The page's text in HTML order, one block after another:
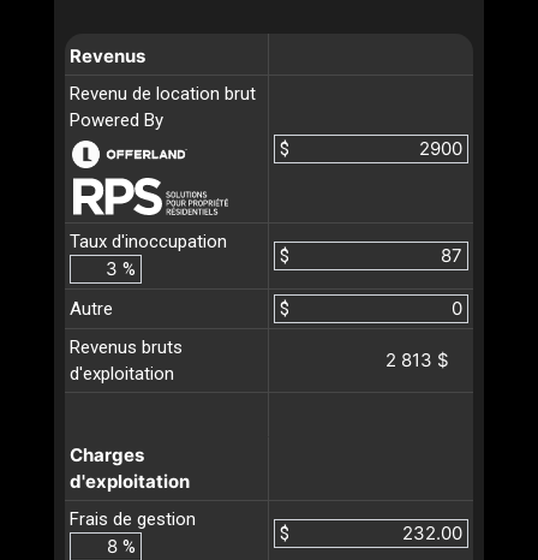
Revenus
Revenu de location brut
Powered By
$
Taux d'inoccupation
%
$
Autre
$
Revenus bruts
d'exploitation
2 813 $
Charges
d'exploitation
Frais de gestion
%
$